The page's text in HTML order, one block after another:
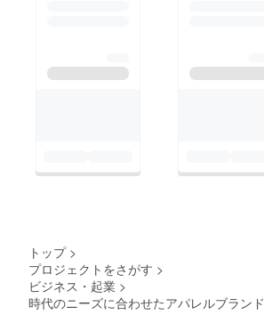
トップ >
プロジェクトをさがす >
ビジネス・起業 >
時代のニーズに合わせたアパレルブランド